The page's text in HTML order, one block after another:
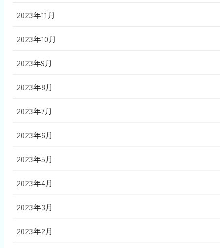
2023年11月
2023年10月
2023年9月
2023年8月
2023年7月
2023年6月
2023年5月
2023年4月
2023年3月
2023年2月